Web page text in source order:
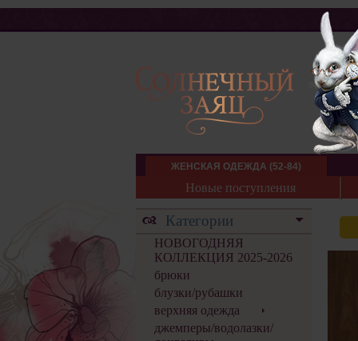
ЖЕНСКАЯ ОДЕЖДА (52-84)
Новые поступления
Категории
НОВОГОДНЯЯ
КОЛЛЕКЦИЯ 2025-2026
брюки
блузки/рубашки
верхняя одежда
джемперы/водолазки/